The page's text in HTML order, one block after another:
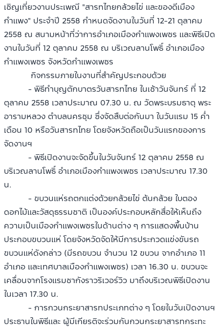
เชิญเที่ยวงานประเพณี "สารทไทยกล้วยไข่ และของดีเมือง
กำแพง" ประจำปี 2558 กำหนดจัดงานในวันที่ 12-21 ตุลาคม
2558 ณ สนามหน้าที่ว่าการอำเภอเมืองกำแพงเพชร และพิธีเปิด
งานในวันที่ 12 ตุลาคม 2558 ณ บริเวณลานโพธิ์ อำเภอเมือง
กำแพงเพชร จังหวัดกำแพงเพชร
กิจกรรมภายในงานที่สำคัญประกอบด้วย
- พิธีทำบุญตักบาตรวันสารทไทย ในเช้าวันจันทร์ ที่ 12
ตุลาคม 2558 เวลาประมาณ 07.30 น. ณ วัดพระบรมธาตุ พระ
อารามหลวง ตำบลนครชุม ซึ่งจัดสืบต่อกันมา ในวันแรม 15 ค่ำ
เดือน 10 หรือวันสารทไทย โดยจังหวัดถือเป็นวันแรกของการ
จัดงานฯ
- พิธีเปิดงานจะจัดขึ้นในวันจันทร์ 12 ตุลาคม 2558 ณ
บริเวณลานโพธิ์ อำเภอเมืองกำแพงเพชร เวลาประมาณ 17.30
น.
- ขบวนแห่รถตกแต่งด้วยกล้วยไข่ ต้นกล้วย ใบตอง
ดอกไม้และวัสดุธรรมชาติ เป็นองค์ประกอบหลักสื่อให้เห็นถึง
ความเป็นเมืองกำแพงเพชรในด้านต่าง ๆ การแสดงพื้นบ้าน
ประกอบขบวนแห่ โดยจังหวัดจัดให้มีการประกวดแข่งขันรถ
ขบวนแห่ดังกล่าว (มีรถขบวน จำนวน 12 ขบวน จากอำเภอ 11
อำเภอ และเทศบาลเมืองกำแพงเพชร) เวลา 16.30 น. ขบวนจะ
เคลื่อนจากโรงแรมชากังราวริเวอร์วิว มาถึงบริเวณพิธีเปิดงาน
ในเวลา 17.30 น.
- การกวนกระยาสารทประเภทต่าง ๆ โดยในวันเปิดงานฯ
ประธานในพิธีและ ผู้มีเกียรติจะร่วมกันกวนกระยาสารทกระทะ